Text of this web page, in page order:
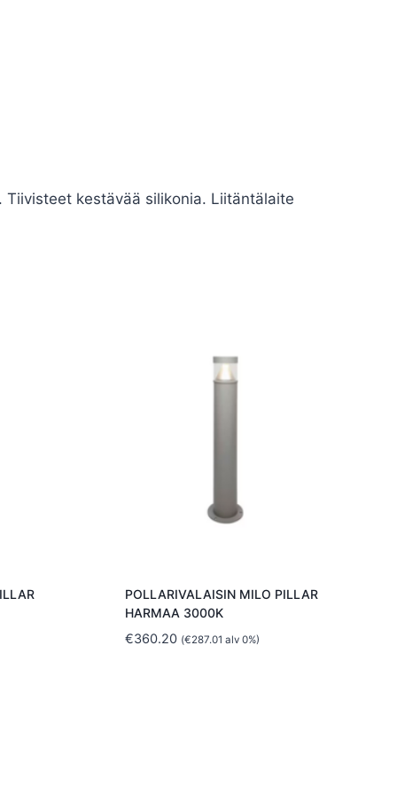
kestävää silikonia. Liitäntälaite
POLLARIVALAISIN MILO PILLAR
HARMAA 3000K
€360.20 (€287.01 alv 0%)